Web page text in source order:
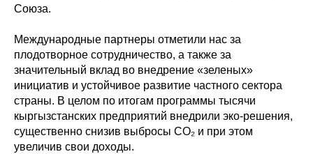
Союза.
Международные партнеры отметили нас за
плодотворное сотрудничество, а также за
значительный вклад во внедрение «зеленых»
инициатив и устойчивое развитие частного сектора
страны. В целом по итогам программы тысячи
кыргызстанских предприятий внедрили эко-решения,
существенно снизив выбросы CO₂ и при этом
увеличив свои доходы.